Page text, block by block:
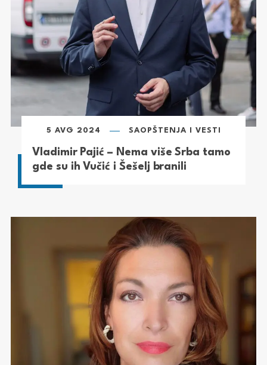
5 AVG 2024 SAOPŠTENJA I VESTI
Vladimir Pajić – Nema više Srba tamo
gde su ih Vučić i Šešelj branili